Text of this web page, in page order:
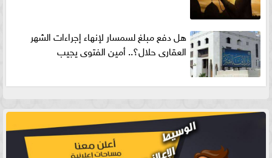
هل دفع مبلغ لسمسار لإنهاء إجراءات الشهر
العقارى حلال؟.. أمين الفتوى يجيب